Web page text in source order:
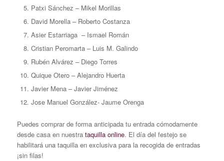
Patxi Sánchez – Mikel Morillas
David Morella – Roberto Costanza
Asier Estarriaga – Ismael Román
Cristian Peromarta – Luis M. Galindo
Rubén Alvárez – Diego Torres
Quique Otero – Alejandro Huerta
Javier Mena – Javier Jiménez
Jose Manuel González- Jaume Orenga
Puedes comprar de forma anticipada tu entrada cómodamente
desde casa en nuestra taquilla online. El día del festejo se
habilitará una taquilla en exclusiva para la recogida de entradas
¡sin filas!